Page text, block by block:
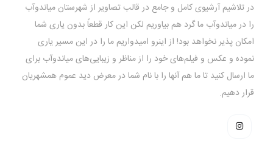
در تلاشیم آرشیوی کامل و جامع در قالب تصاویر از شهرستان میاندوآب
را در میاندوآب ما گرد هم بیاوریم لکن این کار قطعاً بدون یاری شما
امکان پذیر نخواهد بود! از اینرو امیدواریم ما را در این مسیر یاری
نموده و عکس و فیلم‌های خود را از مناظر و زیبایی‌های میاندوآب برای
ما ارسال کنید تا ما هم آنها را با نام شما در معرض دید عموم همشهریان
قرار دهیم.